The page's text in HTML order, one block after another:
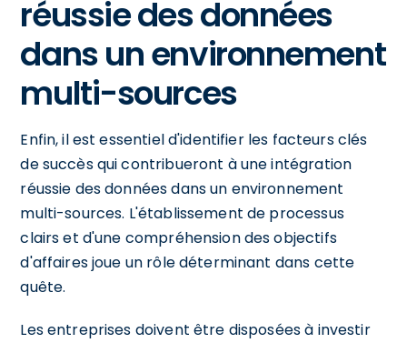
réussie des données
dans un environnement
multi-sources
Enfin, il est essentiel d'identifier les facteurs clés
de succès qui contribueront à une intégration
réussie des données dans un environnement
multi-sources. L'établissement de processus
clairs et d'une compréhension des objectifs
d'affaires joue un rôle déterminant dans cette
quête.
Les entreprises doivent être disposées à investir